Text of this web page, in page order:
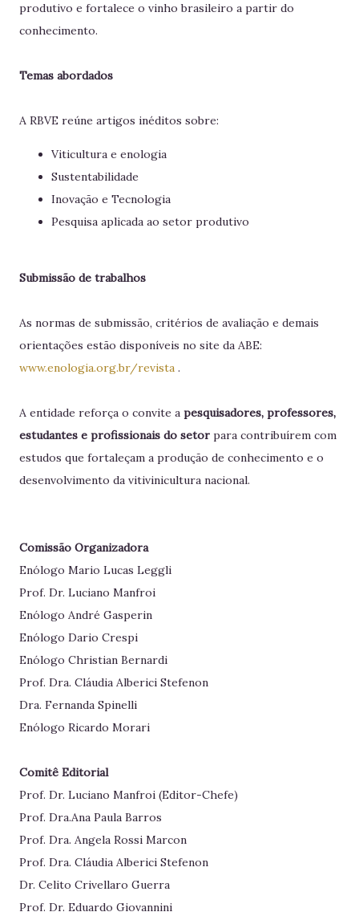
produtivo e fortalece o vinho brasileiro a partir do
conhecimento.
Temas abordados
A RBVE reúne artigos inéditos sobre:
Viticultura e enologia
Sustentabilidade
Inovação e Tecnologia
Pesquisa aplicada ao setor produtivo
Submissão de trabalhos
As normas de submissão, critérios de avaliação e demais
orientações estão disponíveis no site da ABE:
www.enologia.org.br/revista .
A entidade reforça o convite a pesquisadores, professores,
estudantes e profissionais do setor para contribuírem com
estudos que fortaleçam a produção de conhecimento e o
desenvolvimento da vitivinicultura nacional.
Comissão Organizadora
Enólogo Mario Lucas Leggli
Prof. Dr. Luciano Manfroi
Enólogo André Gasperin
Enólogo Dario Crespi
Enólogo Christian Bernardi
Prof. Dra. Cláudia Alberici Stefenon
Dra. Fernanda Spinelli
Enólogo Ricardo Morari
Comitê Editorial
Prof. Dr. Luciano Manfroi (Editor-Chefe)
Prof. Dra.Ana Paula Barros
Prof. Dra. Angela Rossi Marcon
Prof. Dra. Cláudia Alberici Stefenon
Dr. Celito Crivellaro Guerra
Prof. Dr. Eduardo Giovannini